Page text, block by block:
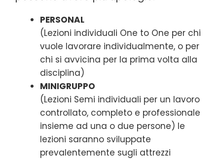
PERSONAL
(Lezioni individuali One to One per chi
vuole lavorare individualmente, o per
chi si avvicina per la prima volta alla
disciplina)
MINIGRUPPO
(Lezioni Semi individuali per un lavoro
controllato, completo e professionale
insieme ad una o due persone) le
lezioni saranno sviluppate
prevalentemente sugli attrezzi